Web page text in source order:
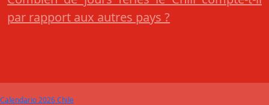
par rapport aux autres pays ?
Calendario 2026 Chile